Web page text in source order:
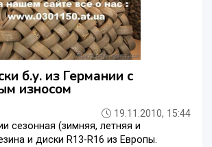
б.у. из Германии с
износом
19.11.2010, 15:44
сезонная (зимняя, летняя и
и диски R13-R16 из Европы.